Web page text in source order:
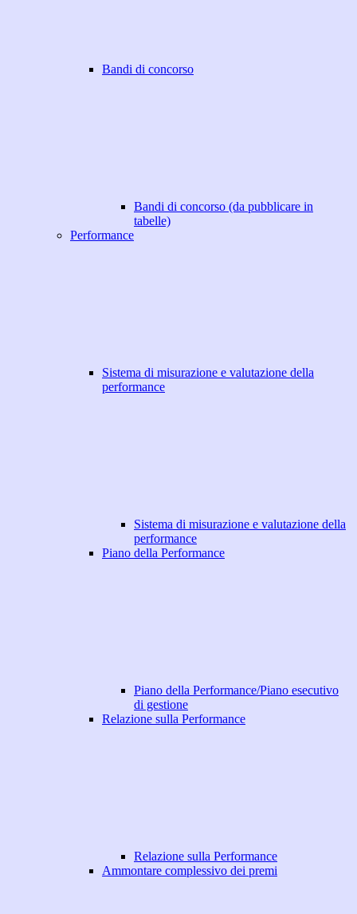
Bandi di concorso
Bandi di concorso (da pubblicare in
tabelle)
Performance
Sistema di misurazione e valutazione della
performance
Sistema di misurazione e valutazione della
performance
Piano della Performance
Piano della Performance/Piano esecutivo
di gestione
Relazione sulla Performance
Relazione sulla Performance
Ammontare complessivo dei premi